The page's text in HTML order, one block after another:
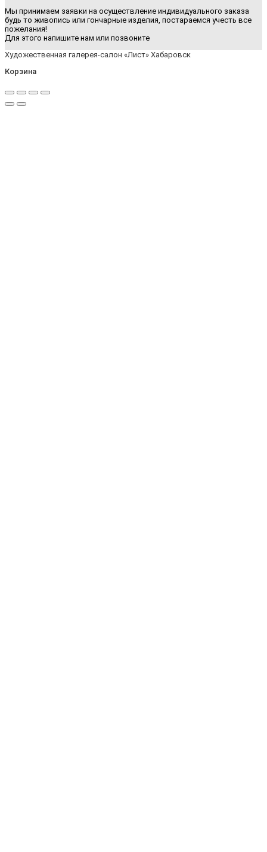
Мы принимаем заявки на осуществление индивидуального заказа
будь то живопись или гончарные изделия, постараемся учесть все
пожелания!
Для этого напишите нам или позвоните
Художественная галерея-салон «Лист» Хабаровск
Корзина